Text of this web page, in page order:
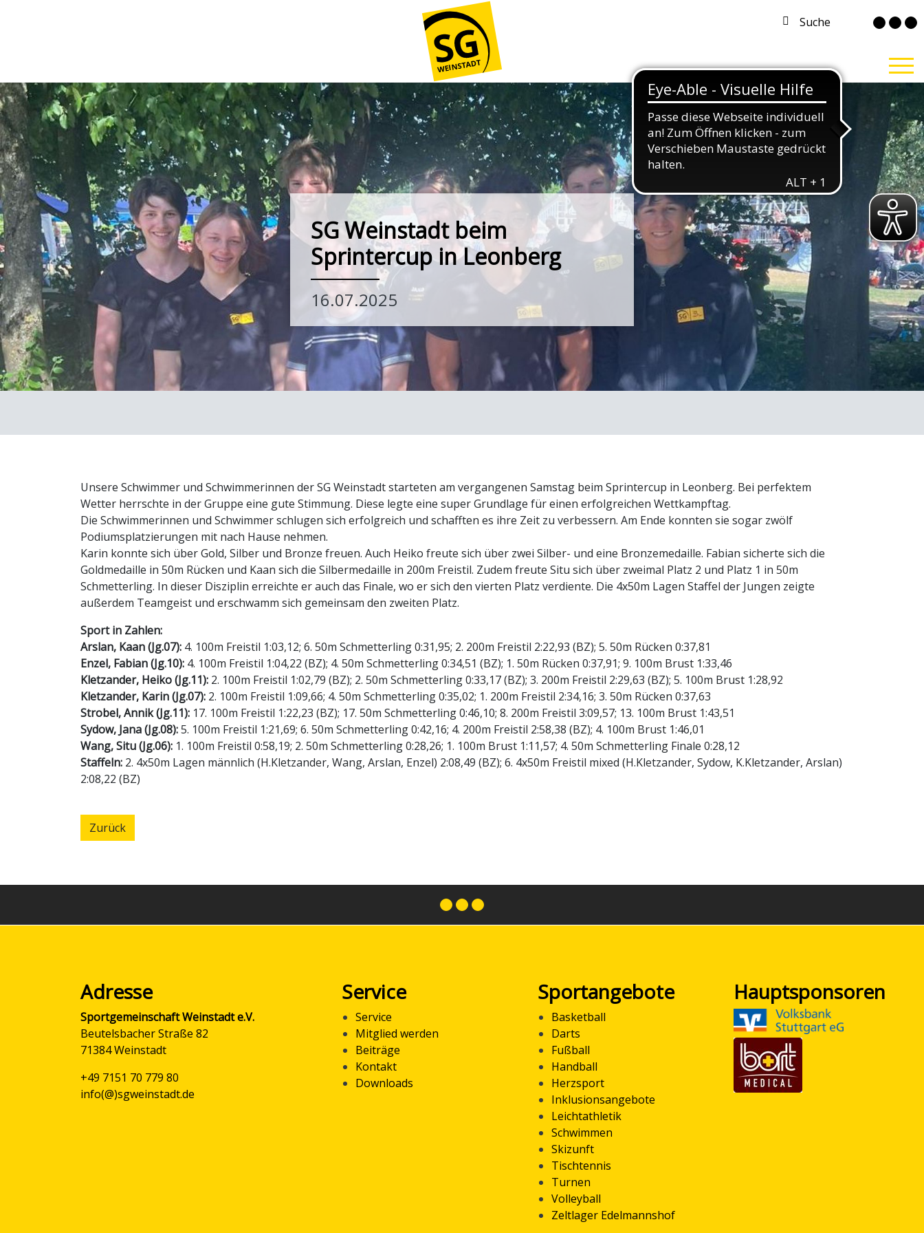
SG Weinstadt beim
Sprintercup in Leonberg
16.07.2025
Unsere Schwimmer und Schwimmerinnen der SG Weinstadt starteten am vergangenen Samstag beim Sprintercup in Leonberg. Bei perfektem
Wetter herrschte in der Gruppe eine gute Stimmung. Diese legte eine super Grundlage für einen erfolgreichen Wettkampftag.
Die Schwimmerinnen und Schwimmer schlugen sich erfolgreich und schafften es ihre Zeit zu verbessern. Am Ende konnten sie sogar zwölf
Podiumsplatzierungen mit nach Hause nehmen.
Karin konnte sich über Gold, Silber und Bronze freuen. Auch Heiko freute sich über zwei Silber- und eine Bronzemedaille. Fabian sicherte sich die
Goldmedaille in 50m Rücken und Kaan sich die Silbermedaille in 200m Freistil. Zudem freute Situ sich über zweimal Platz 2 und Platz 1 in 50m
Schmetterling. In dieser Disziplin erreichte er auch das Finale, wo er sich den vierten Platz verdiente. Die 4x50m Lagen Staffel der Jungen zeigte
außerdem Teamgeist und erschwamm sich gemeinsam den zweiten Platz.
Sport in Zahlen:
Arslan, Kaan (Jg.07): 4. 100m Freistil 1:03,12; 6. 50m Schmetterling 0:31,95; 2. 200m Freistil 2:22,93 (BZ); 5. 50m Rücken 0:37,81
Enzel, Fabian (Jg.10): 4. 100m Freistil 1:04,22 (BZ); 4. 50m Schmetterling 0:34,51 (BZ); 1. 50m Rücken 0:37,91; 9. 100m Brust 1:33,46
Kletzander, Heiko (Jg.11): 2. 100m Freistil 1:02,79 (BZ); 2. 50m Schmetterling 0:33,17 (BZ); 3. 200m Freistil 2:29,63 (BZ); 5. 100m Brust 1:28,92
Kletzander, Karin (Jg.07): 2. 100m Freistil 1:09,66; 4. 50m Schmetterling 0:35,02; 1. 200m Freistil 2:34,16; 3. 50m Rücken 0:37,63
Strobel, Annik (Jg.11): 17. 100m Freistil 1:22,23 (BZ); 17. 50m Schmetterling 0:46,10; 8. 200m Freistil 3:09,57; 13. 100m Brust 1:43,51
Sydow, Jana (Jg.08):5. 100m Freistil 1:21,69; 6. 50m Schmetterling 0:42,16; 4. 200m Freistil 2:58,38 (BZ); 4. 100m Brust 1:46,01
Wang, Situ (Jg.06): 1. 100m Freistil 0:58,19; 2. 50m Schmetterling 0:28,26; 1. 100m Brust 1:11,57; 4. 50m Schmetterling Finale 0:28,12
Staffeln: 2. 4x50m Lagen männlich (H.Kletzander, Wang, Arslan, Enzel) 2:08,49 (BZ); 6. 4x50m Freistil mixed (H.Kletzander, Sydow, K.Kletzander, Arslan)
2:08,22 (BZ)
Zurück
Adresse
Sportgemeinschaft Weinstadt e.V.
Beutelsbacher Straße 82
71384 Weinstadt
+49 7151 70 779 80
info(@)sgweinstadt.de
Service
Service
Mitglied werden
Beiträge
Kontakt
Downloads
Sportangebote
Basketball
Darts
Fußball
Handball
Herzsport
Inklusionsangebote
Leichtathletik
Schwimmen
Skizunft
Tischtennis
Turnen
Volleyball
Zeltlager Edelmannshof
Hauptsponsoren